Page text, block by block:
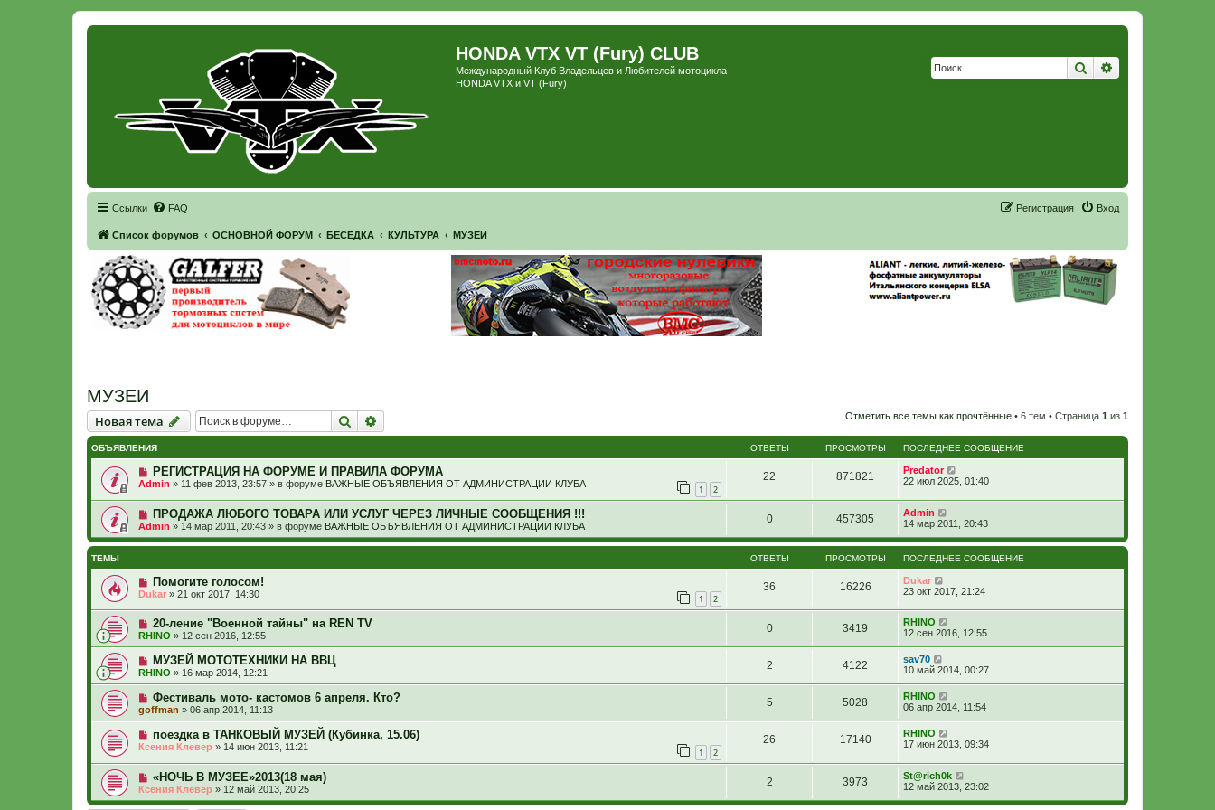
HONDA VTX VT (Fury) CLUB
Международный Клуб Владельцев и Любителей мотоцикла
HONDA VTX и VT (Fury)
Поиск
Ссылки FAQ Вход
Регистрация
Список форумов ОСНОВНОЙ ФОРУМ БЕСЕДКА КУЛЬТУРА МУЗЕИ
МУЗЕИ
Новая тема
Новаятема Поиск Отметить все темы как прочтённые • 6 тем • Страница 1 из 1
ОБЪЯВЛЕНИЯ ОТВЕТЫ ПРОСМОТРЫ ПОСЛЕДНЕЕ СООБЩЕНИЕ
РЕГИСТРАЦИЯ НА ФОРУМЕ И ПРАВИЛА ФОРУМА
Admin » 11 фев 2013, 23:57 » в форуме ВАЖНЫЕ ОБЪЯВЛЕНИЯ ОТ АДМИНИСТРАЦИИ КЛУБА 1 2
22 871821
Predator
22 июл 2025, 01:40
ПРОДАЖА ЛЮБОГО ТОВАРА ИЛИ УСЛУГ ЧЕРЕЗ ЛИЧНЫЕ СООБЩЕНИЯ !!!
Admin » 14 мар 2011, 20:43 » в форуме ВАЖНЫЕ ОБЪЯВЛЕНИЯ ОТ АДМИНИСТРАЦИИ КЛУБА
0 457305
Admin
14 мар 2011, 20:43
ТЕМЫ ОТВЕТЫ ПРОСМОТРЫ ПОСЛЕДНЕЕ СООБЩЕНИЕ
Помогите голосом!
Dukar » 21 окт 2017, 14:30 1 2
36 16226
Dukar
23 окт 2017, 21:24
20-ление "Военной тайны" на REN TV
RHINO » 12 сен 2016, 12:55
0 3419
RHINO
12 сен 2016, 12:55
МУЗЕЙ МОТОТЕХНИКИ НА ВВЦ
RHINO » 16 мар 2014, 12:21
2 4122
sav70
10 май 2014, 00:27
Фестиваль мото- кастомов 6 апреля. Кто?
goffman » 06 апр 2014, 11:13
5 5028
RHINO
06 апр 2014, 11:54
поездка в ТАНКОВЫЙ МУЗЕЙ (Кубинка, 15.06)
Ксения Клевер » 14 июн 2013, 11:21 1 2
26 17140
RHINO
17 июн 2013, 09:34
«НОЧЬ В МУЗЕЕ»2013(18 мая)
Ксения Клевер » 12 май 2013, 20:25
2 3973
St@rich0k
12 май 2013, 23:02